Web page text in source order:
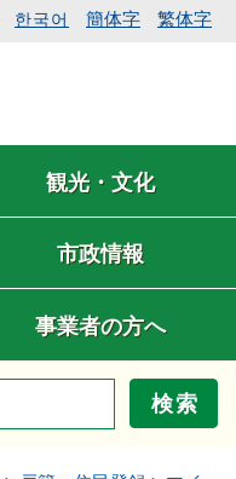
한국어 簡体字 繁体字
観光・文化
市政情報
事業者の方へ
検索